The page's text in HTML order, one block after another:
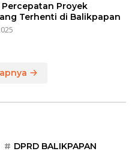
Percepatan Proyek
Terhenti di Balikpapan
DPRD BALIKPAPAN